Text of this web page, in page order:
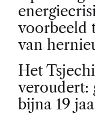
o
s
t
voorbeeld
van
Het
veroudert:
bijna 19